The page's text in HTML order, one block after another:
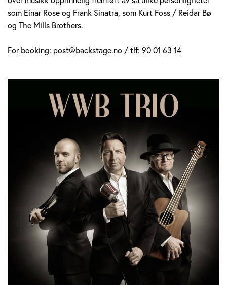
som Einar Rose og Frank Sinatra, som Kurt Foss / Reidar Bø
og The Mills Brothers.
For booking: post@backstage.no / tlf: 90 01 63 14